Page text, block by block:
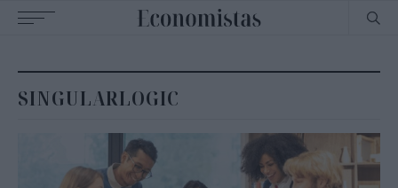
navigation
SINGULARLOGIC